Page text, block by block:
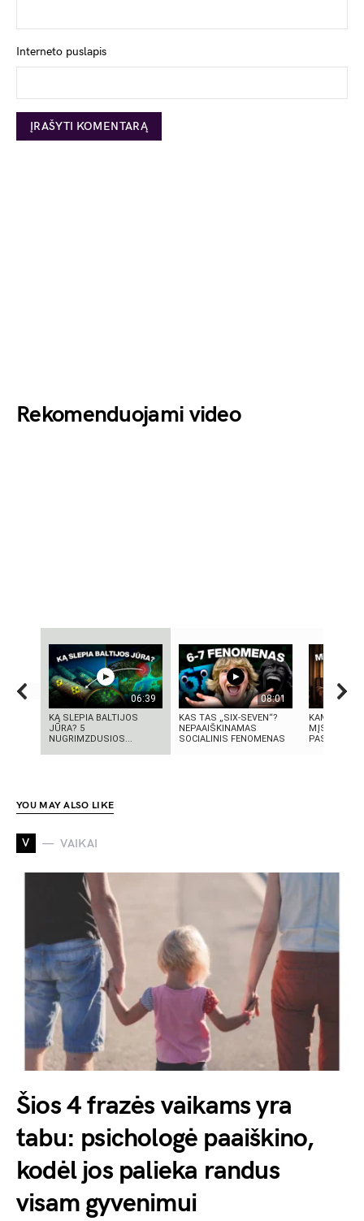
Interneto puslapis
Rekomenduojami video
06:39
KĄ SLEPIA BALTIJOS
JŪRA? 5
NUGRIMZDUSIOS...
08:01
KAS TAS „SIX-SEVEN“?
NEPAAIŠKINAMAS
SOCIALINIS FENOMENAS
MĮSLINGA
PASLAPTIS
YOU MAY ALSO LIKE
V VAIKAI
Šios 4 frazės vaikams yra
tabu: psichologė paaiškino,
kodėl jos palieka randus
visam gyvenimui